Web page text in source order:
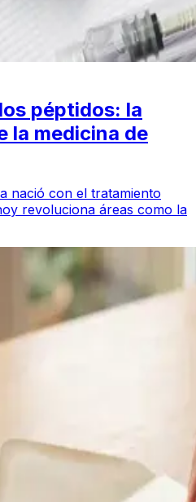
péptidos: la
la medicina de
nació con el tratamiento
revoluciona áreas como la